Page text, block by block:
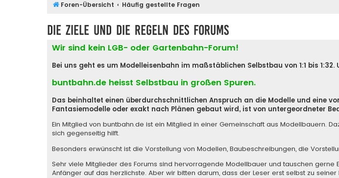
Foren-Übersicht Häufig gestellte Fragen
Die Ziele und die Regeln des Forums
Wir sind kein LGB- oder Gartenbahn-Forum!
Bei uns geht es um Modelleisenbahn im maßstäblichen Selbstbau von 1:1 bis
buntbahn.de heisst Selbstbau in großen Spuren.
Das beinhaltet einen überdurchschnittlichen Anspruch an die Modelle und eine
Fantasiemodelle oder exakt nach Plänen gebaut wird, ist von untergeordneter
Ein Mitglied von buntbahn.de ist ein Mitglied in einer Gemeinschaft aus Modellbauern.
sich gegenseitig hilft.
Besonders erwünscht ist die Vorstellung von Modellen, Baubeschreibungen, die
Sehr viele Mitglieder des Forums sind hervorragende Modellbauer und tauschen
Anfänger auf das herzlichste. Aber wir bitten darum, dass der Leser erst selbst zu